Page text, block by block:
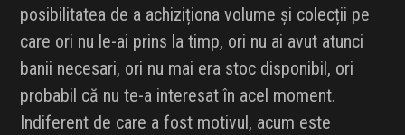
posibilitatea de a achiziționa volume și colecții pe
care ori nu le-ai prins la timp, ori nu ai avut atunci
banii necesari, ori nu mai era stoc disponibil, ori
probabil că nu te-a interesat în acel moment.
Indiferent de care a fost motivul, acum este